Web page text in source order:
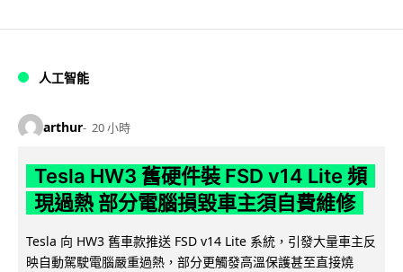
人工智能
arthur 20 小時
Tesla HW3 舊硬件裝 FSD v14 Lite 頻
現過熱 部分電腦損毀車主須自費維修
Tesla 向 HW3 舊車款推送 FSD v14 Lite 系統，引發大量車主反
映自動駕駛電腦嚴重過熱，部分更觸發高溫保護甚至直接燒